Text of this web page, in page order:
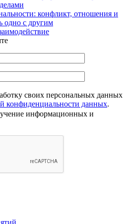
конфликт, отношения и
одно с другим
своих персональных данных
конфиденциальности данных.
информационных и